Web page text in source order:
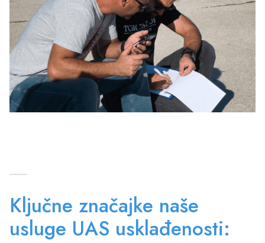
Ključne značajke naše
usluge UAS usklađenosti: